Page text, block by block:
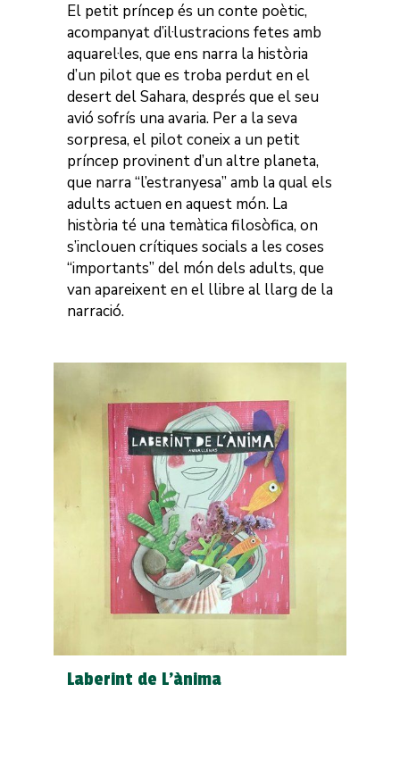
El petit príncep és un conte poètic,
acompanyat d’il·lustracions fetes amb
aquarel·les, que ens narra la història
d’un pilot que es troba perdut en el
desert del Sahara, després que el seu
avió sofrís una avaria. Per a la seva
sorpresa, el pilot coneix a un petit
príncep provinent d’un altre planeta,
que narra “l’estranyesa” amb la qual els
adults actuen en aquest món. La
història té una temàtica filosòfica, on
s’inclouen crítiques socials a les coses
“importants” del món dels adults, que
van apareixent en el llibre al llarg de la
narració.
Laberint de L'ànima